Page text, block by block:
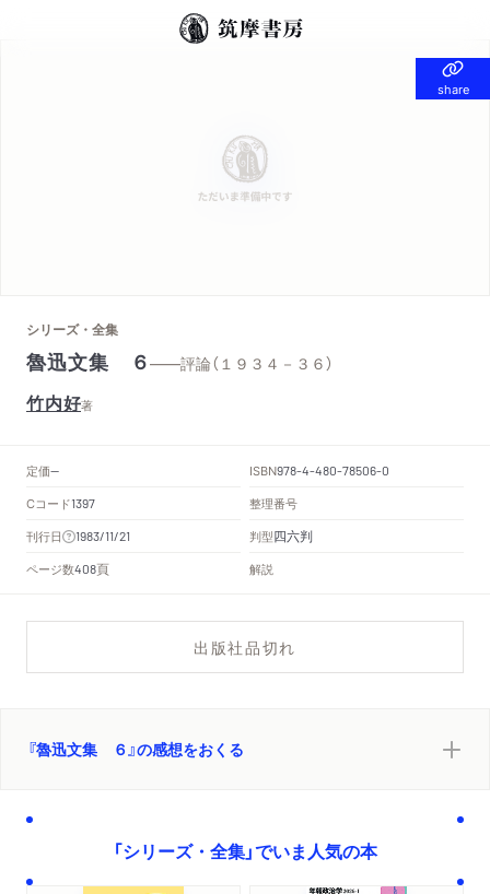
share
share
シリーズ・全集
魯迅文集 ６——評論（１９３４－３６）
竹内好著
定価-- ISBN978-4-480-78506-0
Cコード1397
整理番号
刊行日
1983/11/21 判型四六判
ページ数408頁 解説
出版社品切れ
『魯迅文集 ６』の感想をおくる
「シリーズ・全集」でいま人気の本